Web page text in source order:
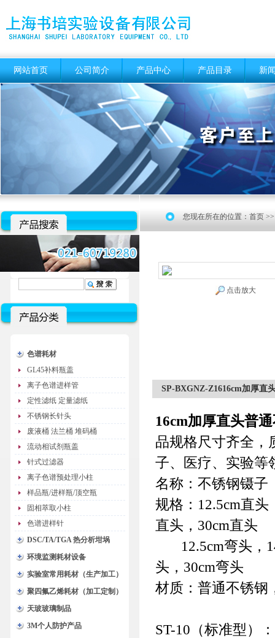
网站首页 公司简介 产品中心 产品目录 新
色谱耗材
GL45补料瓶盖
离子色谱进样管
定性滤纸 定量滤纸
不锈钢长针头
废液桶 法兰桶 堆码桶
流动相试剂瓶盖
针式过滤器
离子色谱预处理小柱
样品瓶/进样瓶/顶空瓶
固相萃取小柱
色谱进样针
DSC/TA/TGA 热分析坩埚
环境监测耗材设备
实验室常用耗材（生产加工）
聚四氟乙烯耗材（加工定制）
天玻玻璃制品
3M个人防护产品
您现在所在的位置： 首页
点击放大
SP-BXGNZ-Z1616cm加厚直
16cm加厚直头普
品规格尺寸齐全，
子、医疗、实验等
名称：不锈钢镊子
规格：12.5cm直头
直头，30cm直头
12.5cm弯头，
头，30cm弯头
材质：普通不锈钢
ST-10（标准型）